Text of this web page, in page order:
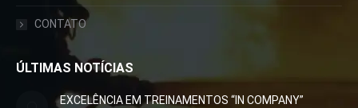
CONTATO
ÚLTIMAS NOTÍCIAS
EXCELÊNCIA EM TREINAMENTOS “IN COMPANY”